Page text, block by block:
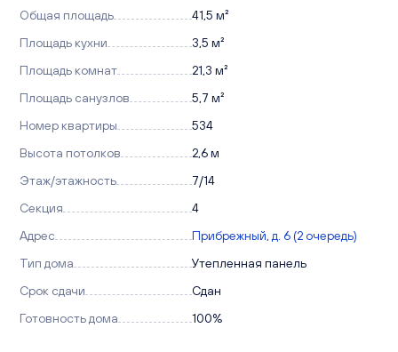
Общая площадь
41,5 м²
Площадь кухни
3,5 м²
Площадь комнат
21,3 м²
Площадь санузлов
5,7 м²
Номер квартиры
534
Высота потолков
2,6 м
Этаж/этажность
7/14
Секция
4
Адрес
Прибрежный, д. 6 (2 очередь)
Тип дома
Утепленная панель
Срок сдачи
Сдан
Готовность дома
100%